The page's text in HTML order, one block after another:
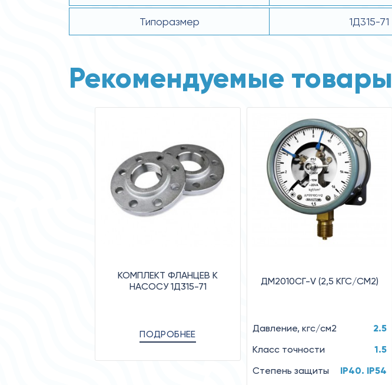
Типоразмер 1Д315-71
Рекомендуемые товары
КОМПЛЕКТ ФЛАНЦЕВ К
НАСОСУ 1Д315-71
ПОДРОБНЕЕ
ДМ2010СГ-V (2,5 КГС/СМ2)
Давление, кгс/см2
2.5
Класс точности
1.5
Степень защиты
IP40. IP54